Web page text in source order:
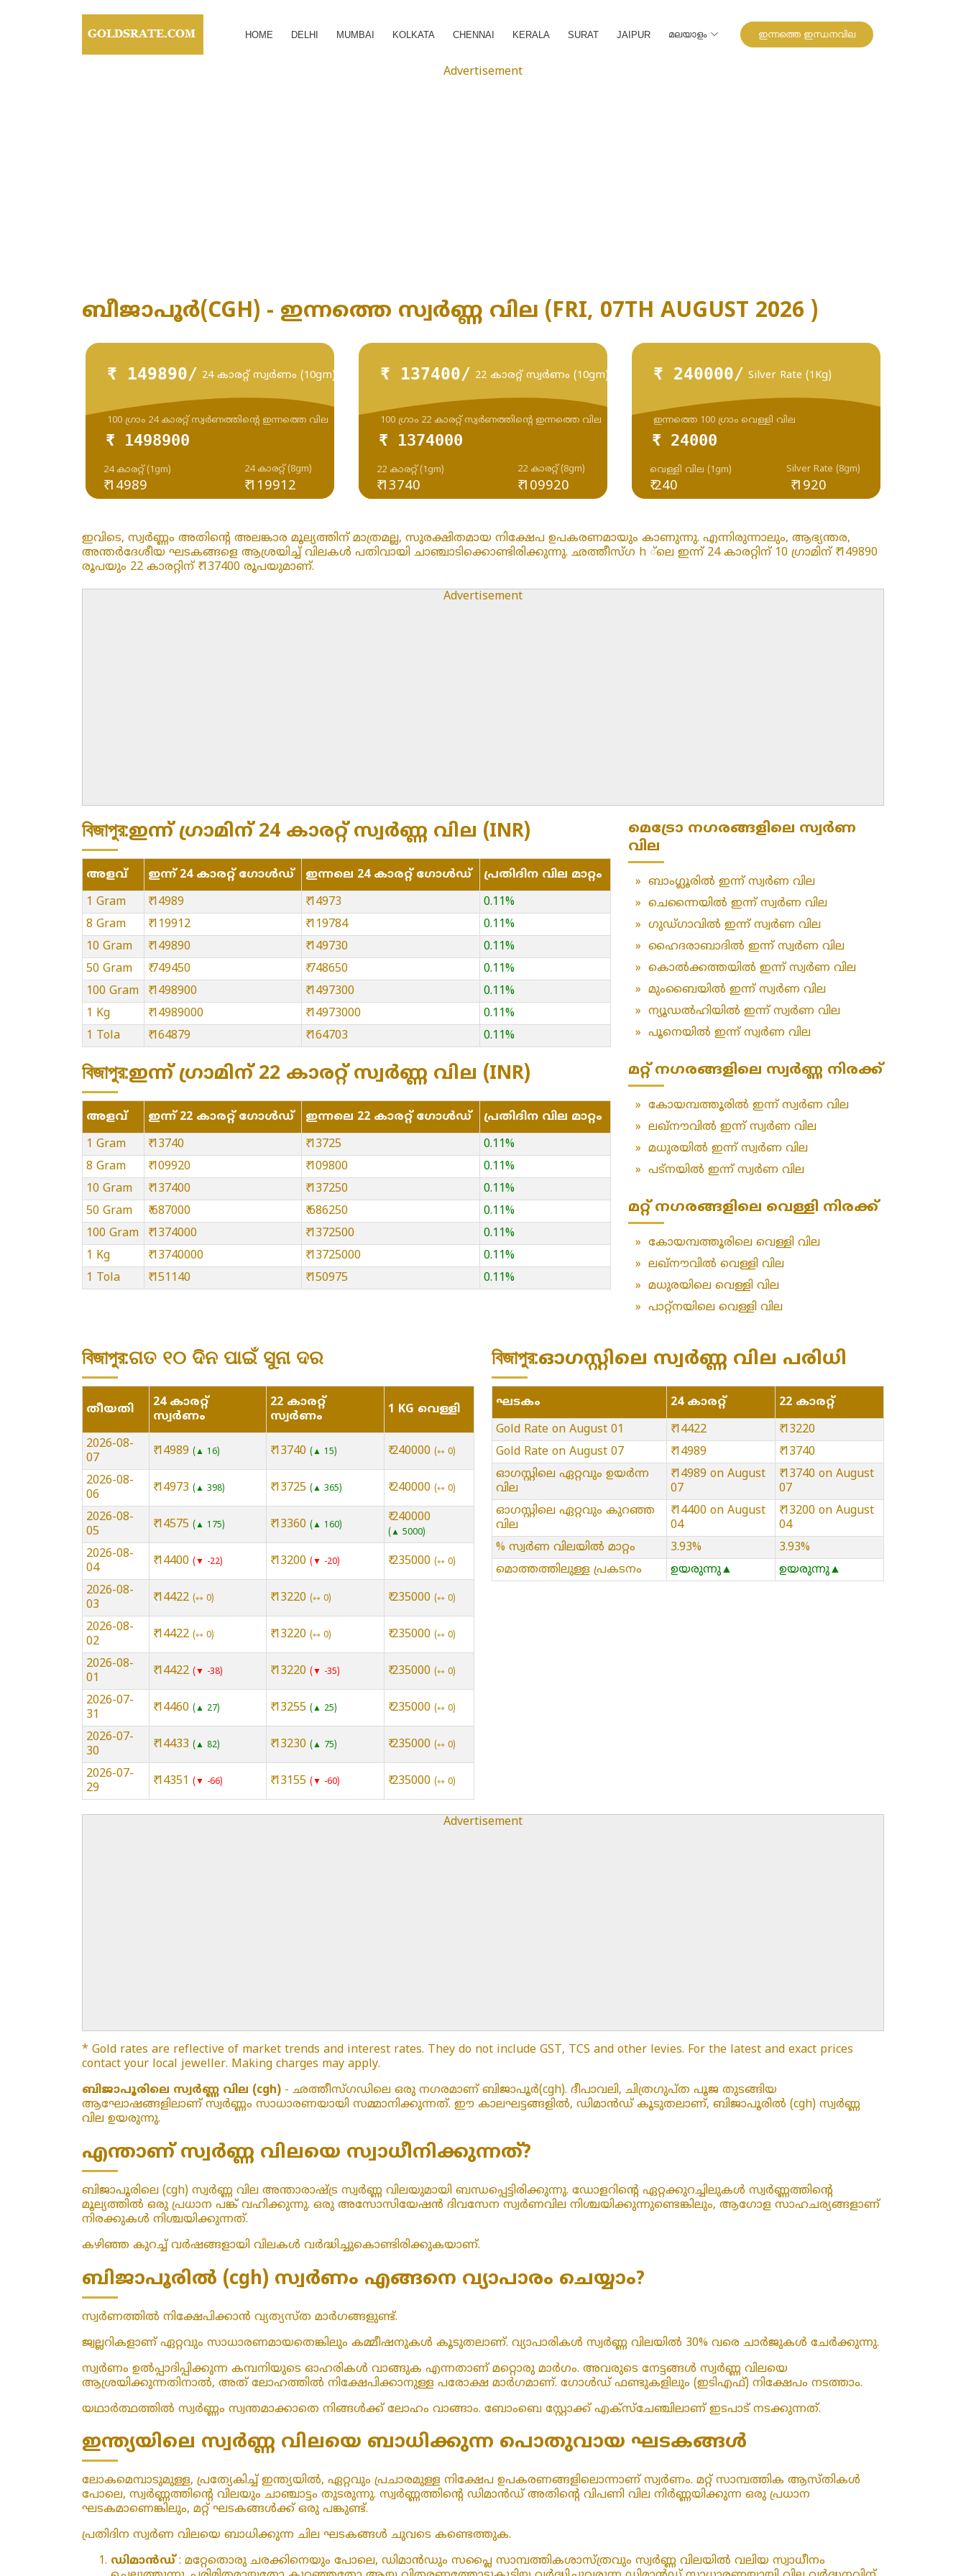
HOME DELHI MUMBAI KOLKATA CHENNAI KERALA SURAT JAIPUR മലയാളം ഇന്നത്തെ ഇന്ധനവില
Advertisement
ബീജാപൂർ(CGH) - ഇന്നത്തെ സ്വർണ്ണ വില (FRI, 07TH AUGUST 2026 )
₹ 149890/ 24 കാരറ്റ് സ്വർണം (10gm)
₹ 1498900
₹ 14989
24 കാരറ്റ് (1gm) 24 കാരറ്റ് (8gm)
100 ഗ്രാം 24 കാരറ്റ് സ്വർണത്തിന്റെ ഇന്നത്തെ വില
₹ 119912
₹ 137400/ 22 കാരറ്റ് സ്വർണം (10gm)
₹ 1374000
₹ 13740
22 കാരറ്റ് (1gm) 22 കാരറ്റ് (8gm)
100 ഗ്രാം 22 കാരറ്റ് സ്വർണത്തിന്റെ ഇന്നത്തെ വില
₹ 109920
₹ 240000/ Silver Rate (1Kg)
₹ 24000
₹ 240
വെള്ളി വില (1gm) Silver Rate (8gm)
ഇന്നത്തെ 100 ഗ്രാം വെള്ളി വില
₹ 1920
ഇവിടെ, സ്വർണ്ണം അതിന്റെ അലങ്കാര മൂല്യത്തിന് മാത്രമല്ല, സുരക്ഷിതമായ നിക്ഷേപ ഉപകരണമായും കാണുന്നു. എന്നിരുന്നാലും, ആഭ്യന്തര,
അന്തർദേശീയ ഘടകങ്ങളെ ആശ്രയിച്ച് വിലകൾ പതിവായി ചാഞ്ചാടിക്കൊണ്ടിരിക്കുന്നു. ഛത്തീസ്ഗ h ്ലെ ഇന്ന് 24 കാരറ്റിന് 10 ഗ്രാമിന് ₹ 149890
രൂപയും 22 കാരറ്റിന് ₹ 137400 രൂപയുമാണ്.
Advertisement
বিজাপুর:ഇന്ന് ഗ്രാമിന് 24 കാരറ്റ് സ്വർണ്ണ വില (INR)
അളവ് ഇന്ന് 24 കാരറ്റ് ഗോൾഡ് ഇന്നലെ 24 കാരറ്റ് ഗോൾഡ്
പ്രതിദിന വില മാറ്റം
1 Gram
₹ 14989 ₹ 14973
0.11%
8 Gram
₹ 119912 ₹ 119784
0.11%
10 Gram
₹ 149890 ₹ 149730
0.11%
50 Gram
₹ 749450 ₹ 748650
0.11%
100 Gram
₹ 1498900 ₹ 1497300
0.11%
1 Kg
₹ 14989000 ₹ 14973000
0.11%
1 Tola
₹ 164879 ₹ 164703 0.11%
বিজাপুর:ഇന്ന് ഗ്രാമിന് 22 കാരറ്റ് സ്വർണ്ണ വില (INR)
അളവ് ഇന്ന് 22 കാരറ്റ് ഗോൾഡ് ഇന്നലെ 22 കാരറ്റ് ഗോൾഡ്
പ്രതിദിന വില മാറ്റം
1 Gram
₹ 13740 ₹ 13725
0.11%
8 Gram
₹ 109920 ₹ 109800
0.11%
10 Gram
₹ 137400 ₹ 137250
0.11%
50 Gram
₹ 687000 ₹ 686250
0.11%
100 Gram
₹ 1374000 ₹ 1372500
0.11%
1 Kg
₹ 13740000 ₹ 13725000
0.11%
1 Tola
₹ 151140 ₹ 150975 0.11%
മെട്രോ നഗരങ്ങളിലെ സ്വർണ
വില
» ബാംഗ്ലൂരിൽ ഇന്ന് സ്വർണ വില
» ചെന്നൈയിൽ ഇന്ന് സ്വർണ വില
» ഗുഡ്ഗാവിൽ ഇന്ന് സ്വർണ വില
» ഹൈദരാബാദിൽ ഇന്ന് സ്വർണ വില
» കൊൽക്കത്തയിൽ ഇന്ന് സ്വർണ വില
» മുംബൈയിൽ ഇന്ന് സ്വർണ വില
» ന്യൂഡൽഹിയിൽ ഇന്ന് സ്വർണ വില
» പൂനെയിൽ ഇന്ന് സ്വർണ വില
മറ്റ് നഗരങ്ങളിലെ സ്വർണ്ണ നിരക്ക്
» കോയമ്പത്തൂരിൽ ഇന്ന് സ്വർണ വില
» ലഖ്‌നൗവിൽ ഇന്ന് സ്വർണ വില
» മധുരയിൽ ഇന്ന് സ്വർണ വില
» പട്‌നയിൽ ഇന്ന് സ്വർണ വില
മറ്റ് നഗരങ്ങളിലെ വെള്ളി നിരക്ക്
» കോയമ്പത്തൂരിലെ വെള്ളി വില
» ലഖ്‌നൗവിൽ വെള്ളി വില
» മധുരയിലെ വെള്ളി വില
» പാറ്റ്നയിലെ വെള്ളി വില
বিজাপুর:ଗତ ୧୦ ଦିନ ପାଇଁ ସୁନା ଦର
തീയതി
24 കാരറ്റ്
സ്വർണം
22 കാരറ്റ്
സ്വർണം
1 KG വെള്ളി
2026-08-
07
₹ 14989 ▲ 16 ₹ 13740 ▲ 15 ₹ 240000 ⇿ 0
2026-08-
06
₹ 14973 ▲ 398 ₹ 13725 ▲ 365 ₹ 240000 ⇿ 0
2026-08-
05
₹ 14575 ▲ 175 ₹ 13360 ▲ 160
₹ 240000
▲ 5000
2026-08-
04
₹ 14400 ▼ -22 ₹ 13200 ▼ -20 ₹ 235000 ⇿ 0
2026-08-
03
₹ 14422 ⇿ 0 ₹ 13220 ⇿ 0 ₹ 235000 ⇿ 0
2026-08-
02
₹ 14422 ⇿ 0 ₹ 13220 ⇿ 0 ₹ 235000 ⇿ 0
2026-08-
01
₹ 14422 ▼ -38 ₹ 13220 ▼ -35 ₹ 235000 ⇿ 0
2026-07-
31
₹ 14460 ▲ 27 ₹ 13255 ▲ 25 ₹ 235000 ⇿ 0
2026-07-
30
₹ 14433 ▲ 82 ₹ 13230 ▲ 75 ₹ 235000 ⇿ 0
2026-07-
29
₹ 14351 ▼ -66 ₹ 13155 ▼ -60 ₹ 235000 ⇿ 0
বিজাপুর:ഓഗസ്റ്റിലെ സ്വർണ്ണ വില പരിധി
ഘടകം 24 കാരറ്റ്
22 കാരറ്റ്
Gold Rate on August 01
₹ 14422
₹ 13220
Gold Rate on August 07
₹ 14989
₹ 13740
ഓഗസ്റ്റിലെ ഏറ്റവും ഉയർന്ന
വില
₹ 14989 on August
07
₹ 13740 on August
07
ഓഗസ്റ്റിലെ ഏറ്റവും കുറഞ്ഞ
വില
₹ 14400 on August
04
₹ 13200 on August
04
% സ്വർണ വിലയിൽ മാറ്റം
3.93%
3.93%
മൊത്തത്തിലുള്ള പ്രകടനം
ഉയരുന്നു▲ ഉയരുന്നു▲
Advertisement
* Gold rates are reflective of market trends and interest rates. They do not include GST, TCS and other levies. For the latest and exact prices
contact your local jeweller. Making charges may apply.
ബിജാപൂരിലെ സ്വർണ്ണ വില (cgh) - ഛത്തീസ്ഗഡിലെ ഒരു നഗരമാണ് ബിജാപൂർ(cgh). ദീപാവലി, ചിത്രഗുപ്ത പൂജ തുടങ്ങിയ
ആഘോഷങ്ങളിലാണ് സ്വർണ്ണം സാധാരണയായി സമ്മാനിക്കുന്നത്. ഈ കാലഘട്ടങ്ങളിൽ, ഡിമാൻഡ് കൂടുതലാണ്, ബിജാപൂരിൽ (cgh) സ്വർണ്ണ
വില ഉയരുന്നു.
എന്താണ് സ്വർണ്ണ വിലയെ സ്വാധീനിക്കുന്നത്?
ബിജാപൂരിലെ (cgh) സ്വർണ്ണ വില അന്താരാഷ്ട്ര സ്വർണ്ണ വിലയുമായി ബന്ധപ്പെട്ടിരിക്കുന്നു. ഡോളറിന്റെ ഏറ്റക്കുറച്ചിലുകൾ സ്വർണ്ണത്തിന്റെ
മൂല്യത്തിൽ ഒരു പ്രധാന പങ്ക് വഹിക്കുന്നു. ഒരു അസോസിയേഷൻ ദിവസേന സ്വർണവില നിശ്ചയിക്കുന്നുണ്ടെങ്കിലും, ആഗോള സാഹചര്യങ്ങളാണ്
നിരക്കുകൾ നിശ്ചയിക്കുന്നത്.
കഴിഞ്ഞ കുറച്ച് വർഷങ്ങളായി വിലകൾ വർദ്ധിച്ചുകൊണ്ടിരിക്കുകയാണ്.
ബിജാപൂരിൽ (cgh) സ്വർണം എങ്ങനെ വ്യാപാരം ചെയ്യാം?
സ്വർണത്തിൽ നിക്ഷേപിക്കാൻ വ്യത്യസ്ത മാർഗങ്ങളുണ്ട്.
ജ്വല്ലറികളാണ് ഏറ്റവും സാധാരണമായതെങ്കിലും കമ്മീഷനുകൾ കൂടുതലാണ്. വ്യാപാരികൾ സ്വർണ്ണ വിലയിൽ 30% വരെ ചാർജുകൾ ചേർക്കുന്നു.
സ്വർണം ഉൽപ്പാദിപ്പിക്കുന്ന കമ്പനിയുടെ ഓഹരികൾ വാങ്ങുക എന്നതാണ് മറ്റൊരു മാർഗം. അവരുടെ നേട്ടങ്ങൾ സ്വർണ്ണ വിലയെ
ആശ്രയിക്കുന്നതിനാൽ, അത് ലോഹത്തിൽ നിക്ഷേപിക്കാനുള്ള പരോക്ഷ മാർഗമാണ്. ഗോൾഡ് ഫണ്ടുകളിലും (ഇടിഎഫ്) നിക്ഷേപം നടത്താം.
യഥാർത്ഥത്തിൽ സ്വർണ്ണം സ്വന്തമാക്കാതെ നിങ്ങൾക്ക് ലോഹം വാങ്ങാം. ബോംബെ സ്റ്റോക്ക് എക്‌സ്‌ചേഞ്ചിലാണ് ഇടപാട് നടക്കുന്നത്.
ഇന്ത്യയിലെ സ്വർണ്ണ വിലയെ ബാധിക്കുന്ന പൊതുവായ ഘടകങ്ങൾ
ലോകമെമ്പാടുമുള്ള, പ്രത്യേകിച്ച് ഇന്ത്യയിൽ, ഏറ്റവും പ്രചാരമുള്ള നിക്ഷേപ ഉപകരണങ്ങളിലൊന്നാണ് സ്വർണം. മറ്റ് സാമ്പത്തിക ആസ്തികൾ
പോലെ, സ്വർണ്ണത്തിന്റെ വിലയും ചാഞ്ചാട്ടം തുടരുന്നു. സ്വർണ്ണത്തിന്റെ ഡിമാൻഡ് അതിന്റെ വിപണി വില നിർണ്ണയിക്കുന്ന ഒരു പ്രധാന
ഘടകമാണെങ്കിലും, മറ്റ് ഘടകങ്ങൾക്ക് ഒരു പങ്കുണ്ട്.
പ്രതിദിന സ്വർണ വിലയെ ബാധിക്കുന്ന ചില ഘടകങ്ങൾ ചുവടെ കണ്ടെത്തുക.
ഡിമാൻഡ്: മറ്റേതൊരു ചരക്കിനെയും പോലെ, ഡിമാൻഡും സപ്ലൈ സാമ്പത്തികശാസ്ത്രവും സ്വർണ്ണ വിലയിൽ വലിയ സ്വാധീനം